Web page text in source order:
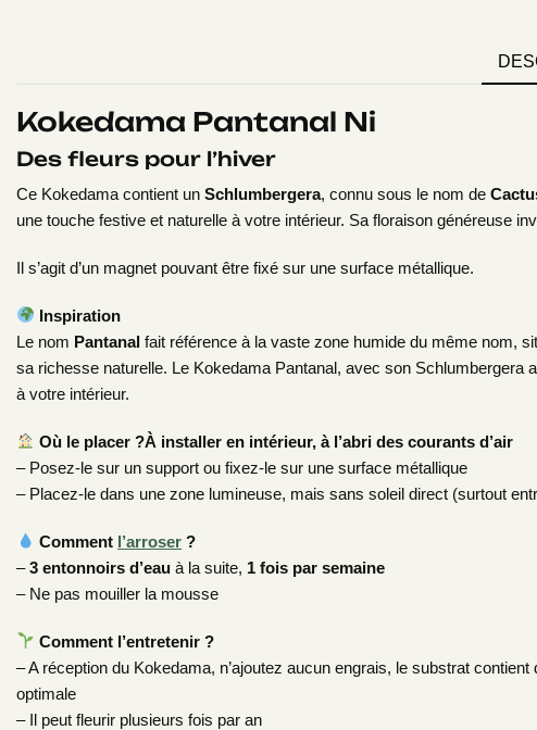
Kokedama Pantanal Ni
Des fleurs pour l’hiver
Ce Kokedama contient un Schlumbergera, connu sous le nom de
une touche festive et naturelle à votre intérieur. Sa floraison généreuse
Il s’agit d’un magnet pouvant être fixé sur une surface métallique.
Inspiration
Le nom Pantanal fait référence à la vaste zone humide du même nom,
sa richesse naturelle. Le Kokedama Pantanal, avec son Schlumbergera
à votre intérieur.
Où le placer ?À installer en intérieur, à l’abri des courants d’air
– Posez-le sur un support ou fixez-le sur une surface métallique
– Placez-le dans une zone lumineuse, mais sans soleil direct (surtout
Comment l’arroser ?
–3 entonnoirs d’eau à la suite, 1 fois par semaine
– Ne pas mouiller la mousse
Comment l’entretenir ?
– A réception du Kokedama, n’ajoutez aucun engrais, le substrat
optimale
– Il peut fleurir plusieurs fois par an